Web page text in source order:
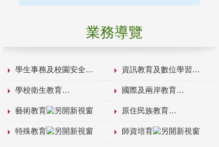
業務導覽
學生事務及校園安全 資訊教育及數位學習
學校衛生教育 國際及兩岸教育
藝術教育 原住民族教育
特殊教育 師資培育